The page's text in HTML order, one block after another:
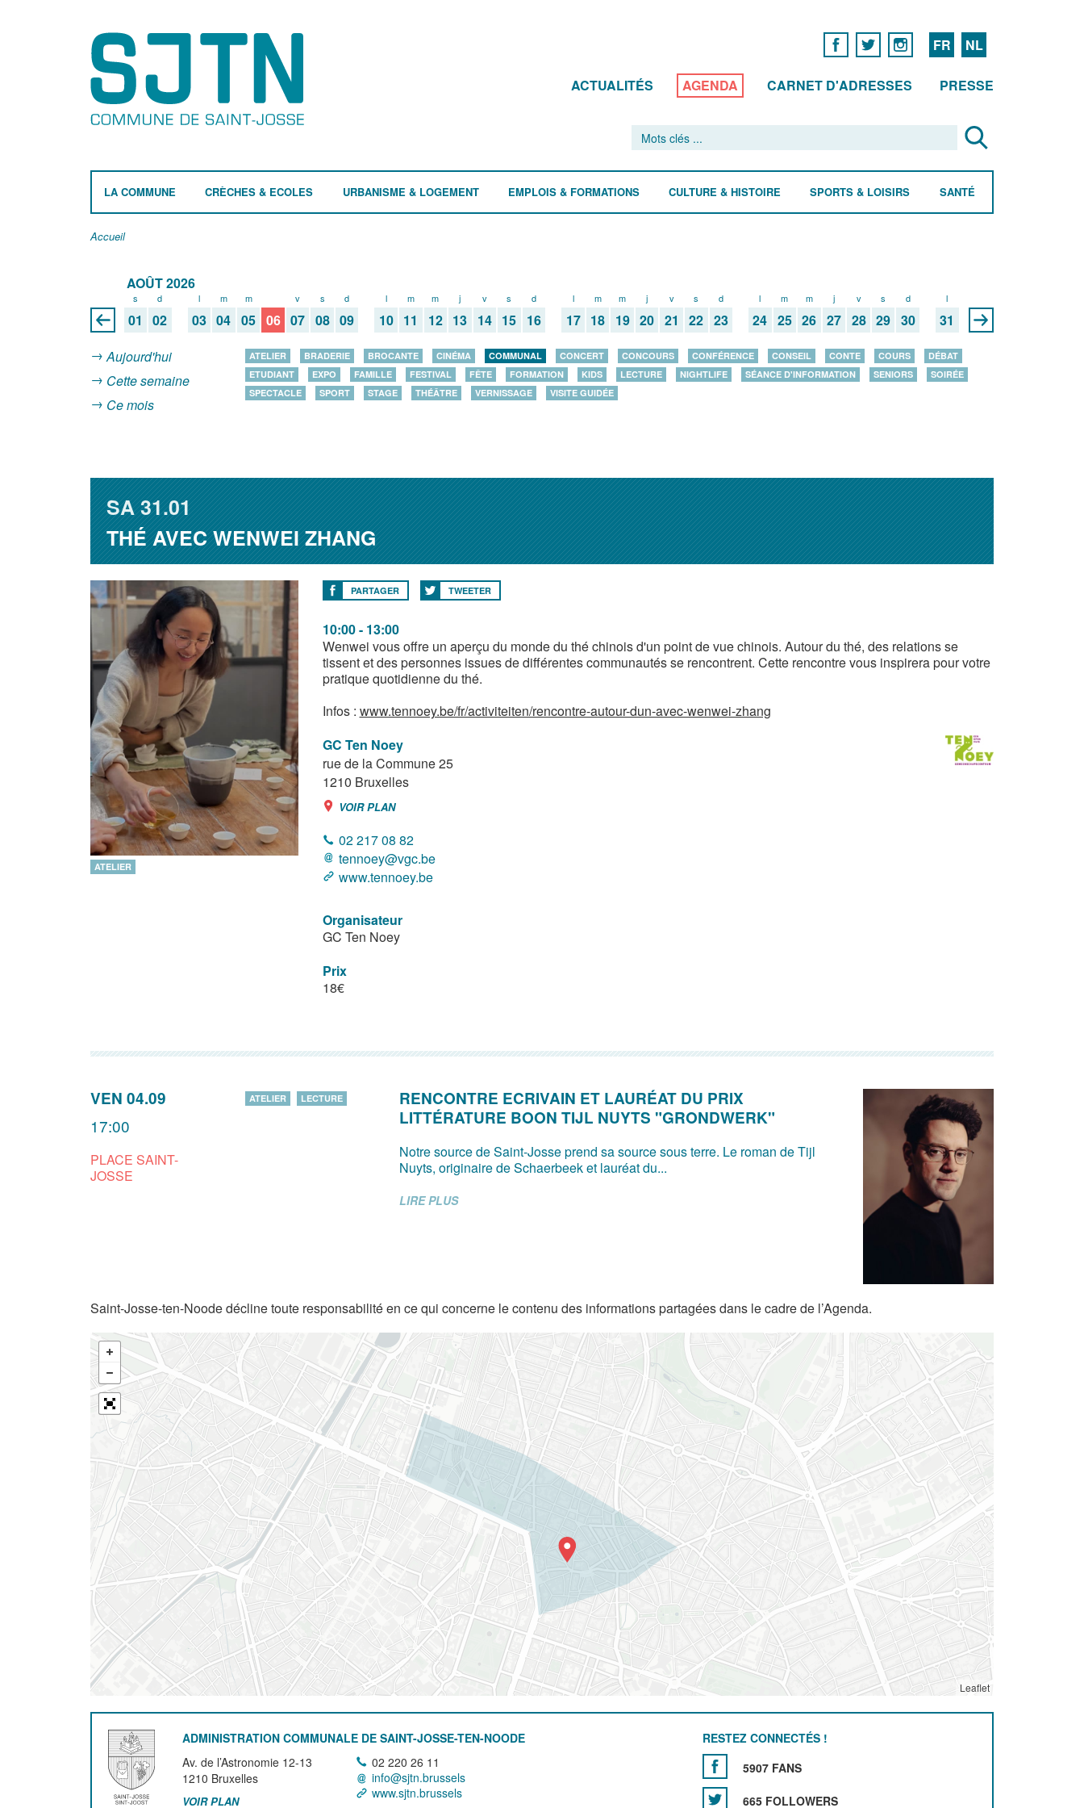
FR NL
ACTUALITÉS AGENDA CARNET D'ADRESSES PRESSE
LA COMMUNE CRÈCHES & ECOLES URBANISME & LOGEMENT EMPLOIS & FORMATIONS CULTURE & HISTOIRE SPORTS & LOISIRS SANTÉ
Accueil
AOÛT 2026
s
01
d
02
l
03
m
04
m
05 06
v
07
s
08
d
09
l
10
m
11
m
12
j
13
v
14
s
15
d
16
l
17
m
18
m
19
j
20
v
21
s
22
d
23
l
24
m
25
m
26
j
27
v
28
s
29
d
30
l
31
Aujourd'hui
Cette semaine
Ce mois
ATELIER BRADERIE BROCANTE CINÉMA COMMUNAL CONCERT CONCOURS CONFÉRENCE CONSEIL CONTE COURS
DÉBAT
ETUDIANT
EXPO FAMILLE FESTIVAL FÊTE FORMATION KIDS LECTURE NIGHTLIFE SÉANCE D'INFORMATION SENIORS
SOIRÉE
SPECTACLE
SPORT STAGE THÉÂTRE VERNISSAGE VISITE GUIDÉE
SA31.01
THÉ AVEC WENWEI ZHANG
ATELIER
PARTAGER TWEETER
10:00 - 13:00
Wenwei vous offre un aperçu du monde du thé chinois d'un point de vue chinois. Autour du thé, des relations se
tissent et des personnes issues de différentes communautés se rencontrent. Cette rencontre vous inspirera pour votre
pratique quotidienne du thé.
Infos : www.tennoey.be/fr/activiteiten/rencontre-autour-dun-avec-wenwei-zhang
GC Ten Noey
rue de la Commune 25
1210 Bruxelles
VOIR PLAN
02 217 08 82
tennoey@vgc.be
www.tennoey.be
Organisateur
GC Ten Noey
Prix
18€
VEN 04.09
17:00
PLACE SAINT-
JOSSE
ATELIER LECTURE
RENCONTRE ECRIVAIN ET LAURÉAT DU PRIX
LITTÉRATURE BOON TIJL NUYTS "GRONDWERK"
Notre source de Saint-Josse prend sa source sous terre. Le roman de Tijl
Nuyts, originaire de Schaerbeek et lauréat du...
LIRE PLUS
Saint-Josse-ten-Noode décline toute responsabilité en ce qui concerne le contenu des informations partagées dans le cadre de l’Agenda.
Leaflet
ADMINISTRATION COMMUNALE DE SAINT-JOSSE-TEN-NOODE
Av. de l’Astronomie 12-13
1210 Bruxelles
VOIR PLAN
02 220 26 11
info@sjtn.brussels
www.sjtn.brussels
RESTEZ CONNECTÉS !
5907 FANS
665 FOLLOWERS